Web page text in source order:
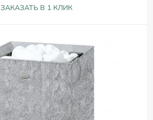
ЗАКАЗАТЬ В 1 КЛИК